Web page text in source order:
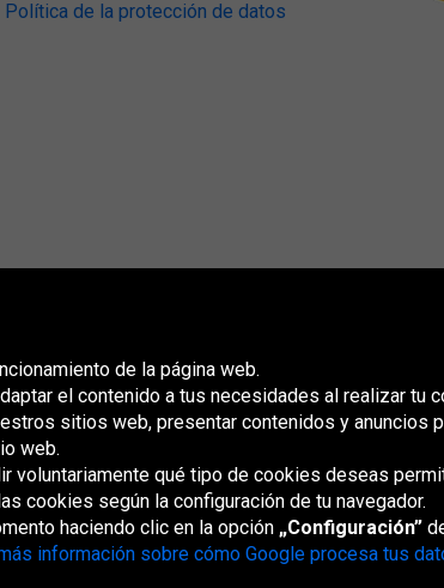
Política de la protección de datos
Italia MagyarországNederland Österreich Polska
Slovenská
republika
de la página web.
el contenido a tus necesidades al realizar tu
sitios web, presentar contenidos y anuncios
web.
voluntariamente qué tipo de cookies deseas
cookies según la configuración de tu navegador.
haciendo clic en la opción „Configuración”
información sobre cómo Google procesa tus